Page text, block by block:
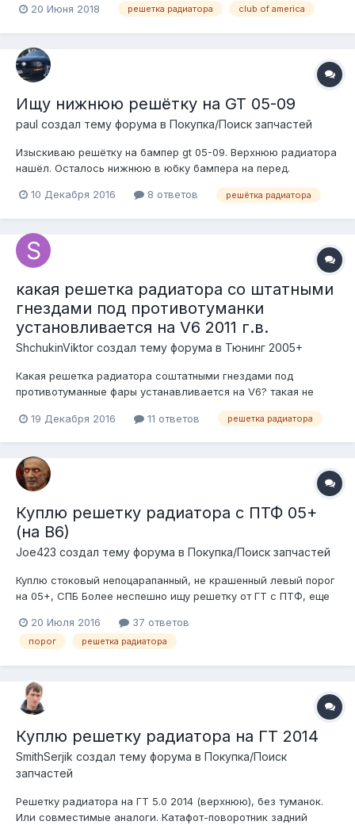
20 Июня 2018 решетка радиатора club of america
Ищу нижнюю решётку на GT 05-09
paul создал тему форума в Покупка/Поиск запчастей
Изыскиваю решётку на бампер gt 05-09. Верхнюю радиатора
нашёл. Осталось нижнюю в юбку бампера на перед.
10 Декабря 2016 8 ответов решётка радиатора
какая решетка радиатора со штатными
гнездами под противотуманки
установливается на V6 2011 г.в.
ShchukinViktor создал тему форума в Тюнинг 2005+
Какая решетка радиатора соштатными гнездами под
противотуманные фары устанавливается на V6? такая не
вместе с рамкой?
19 Декабря 2016 11 ответов решетка радиатора
Куплю решетку радиатора с ПТФ 05+
(на В6)
Joe423 создал тему форума в Покупка/Поиск запчастей
Куплю стоковый непоцарапанный, не крашенный левый порог
на 05+, СПБ Более неспешно ищу решетку от ГТ с ПТФ, еще
20 Июля 2016
37 ответов
порог решетка радиатора
Куплю решетку радиатора на ГТ 2014
SmithSerjik создал тему форума в Покупка/Поиск
запчастей
Решетку радиатора на ГТ 5.0 2014 (верхнюю), без туманок.
Или совместимые аналоги. Катафот-поворотник задний